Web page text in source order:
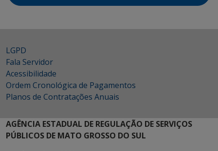
LGPD
Fala Servidor
Acessibilidade
Ordem Cronológica de Pagamentos
Planos de Contratações Anuais
AGÊNCIA ESTADUAL DE REGULAÇÃO DE SERVIÇOS
PÚBLICOS DE MATO GROSSO DO SUL